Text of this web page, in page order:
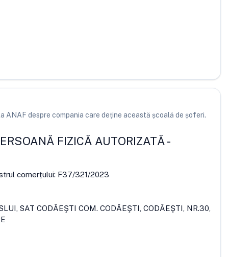
ANAF despre compania care deține această școală de șoferi.
FIZICĂ AUTORIZATĂ-
comerțului: F37/321/2023
SAT CODĂEŞTI COM. CODĂEŞTI, CODĂEŞTI, NR.30,